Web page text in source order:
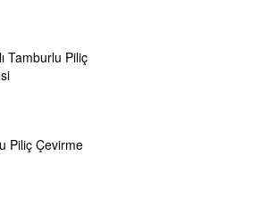
Tamburlu Piliç
Piliç Çevirme